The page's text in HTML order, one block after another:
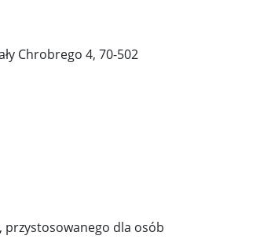
Chrobrego 4, 70-502
przystosowanego dla osób